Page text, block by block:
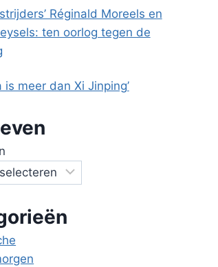
Réginald Moreels en
ten oorlog tegen de
is meer dan Xi Jinping’